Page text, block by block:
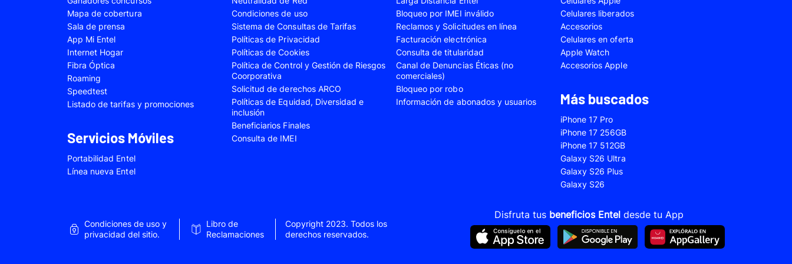
Samsung Galaxy A22
Samsung Galaxy A23 Samsung Galaxy A24 Samsung Galaxy A25
Samsung Galaxy A33
Samsung Galaxy A34
Samsung Galaxy A35 Samsung Galaxy A52 Samsung Galaxy A52s
Samsung Galaxy A53
Samsung Galaxy A54
Samsung Galaxy A55 Samsung Galaxy S20 Fe Samsung Galaxy S21 Fe
Samsung Galaxy S22
Samsung Galaxy S22 Plus
Samsung Galaxy S22 Ultra Samsung Galaxy S23 Samsung Galaxy S23 Plus
Samsung Galaxy S23 Ultra
Samsung Galaxy S23 Fe
Samsung Galaxy S24 Samsung Galaxy S24 Plus Samsung Galaxy S24 Ultra
Samsung Galaxy Z Flip 4
Samsung Galaxy Z Flip 5 Samsung Galaxy Z Fold 5
VIVO V30 SE
VIVO Y28s
Xiaomi 12T
Xiaomi 12T Pro
Xiaomi Redmi A1
Xiaomi Redmi 10A
Xiaomi Redmi 13C
Xiaomi Redmi 14C
Xiaomi Redmi Note 9 Pro
Xiaomi Redmi Note 10 Xiaomi Redmi Note 10 Pro Xiaomi Redmi Note 10s
Xiaomi Redmi Note 11
Xiaomi Redmi Note 12s Xiaomi Redmi Note 13
Mapa de cobertura
Sala de prensa
App Mi Entel
Internet Hogar
Fibra Óptica
Roaming
Speedtest
Listado de tarifas y promociones
Servicios Móviles
Portabilidad Entel
Línea nueva Entel
Condiciones de uso
Sistema de Consultas de Tarifas
Políticas de Privacidad
Políticas de Cookies
Política de Control y Gestión de Riesgos
Coorporativa
Solicitud de derechos ARCO
Políticas de Equidad, Diversidad e
inclusión
Beneficiarios Finales
Consulta de IMEI
Bloqueo por IMEI inválido
Reclamos y Solicitudes en línea
Facturación electrónica
Consulta de titularidad
Canal de Denuncias Éticas (no
comerciales)
Bloqueo por robo
Información de abonados y usuarios
Celulares liberados
Accesorios
Celulares en oferta
Apple Watch
Accesorios Apple
Más buscados
iPhone 17 Pro
iPhone 17 256GB
iPhone 17 512GB
Galaxy S26 Ultra
Galaxy S26 Plus
Galaxy S26
Condiciones de uso y
privacidad del sitio.
Libro de
Reclamaciones
Copyright 2023. Todos los
derechos reservados.
Disfruta tus beneficios Enteldesde tu App